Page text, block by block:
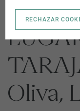
Oliva,
RECHAZAR